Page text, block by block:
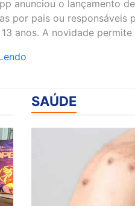
anunciou o lançamento
por pais ou responsáveis
anos. A novidade permite
SAÚDE